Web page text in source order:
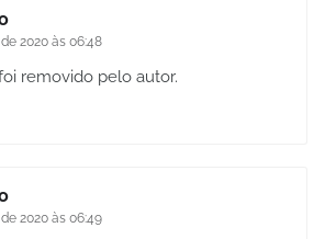
2020 às 06:48
removido pelo autor.
2020 às 06:49